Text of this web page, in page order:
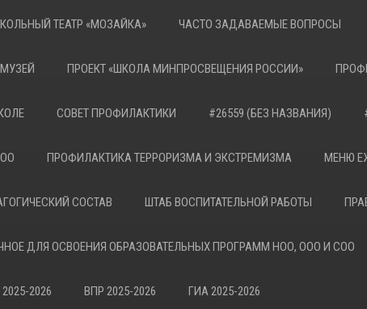
ТЕАТР «МОЗАЙКА» ЧАСТО ЗАДАВАЕМЫЕ ВОПРОСЫ
МУЗЕЙ ПРОЕКТ «ШКОЛА МИНПРОСВЕЩЕНИЯ РОССИИ»
СОВЕТ ПРОФИЛАКТИКИ #26559 (БЕЗ НАЗВАНИЯ)
ПРОФИЛАКТИКА ТЕРРОРИЗМА И ЭКСТРЕМИЗМА МЕНЮ
СОСТАВ ШТАБ ВОСПИТАТЕЛЬНОЙ РАБОТЫ
ДЛЯ ОСВОЕНИЯ ОБРАЗОВАТЕЛЬНЫХ ПРОГРАММ НОО, ООО И СОО
2026 ВПР 2025-2026 ГИА 2025-2026